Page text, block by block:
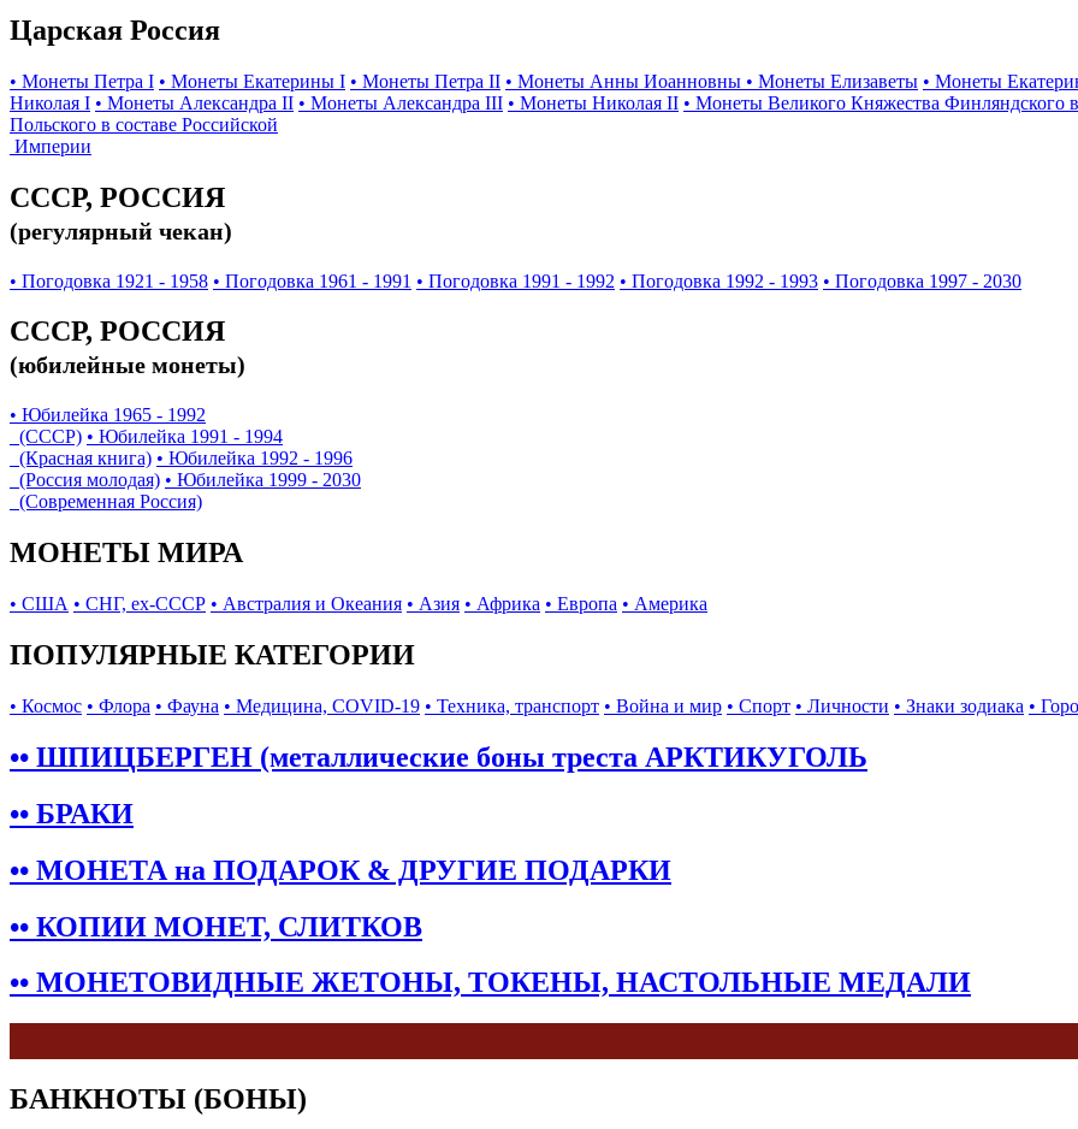
Царская Россия
• Монеты Петра I • Монеты Екатерины I • Монеты Петра II • Монеты Анны Иоанновны • Монеты Елизаветы • Монеты
Николая I • Монеты Александра II • Монеты Александра III • Монеты Николая II • Монеты Великого Княжества Финляндского
Польского в составе Российской
Империи
СССР, РОССИЯ
(регулярный чекан)
• Погодовка 1921 - 1958 • Погодовка 1961 - 1991 • Погодовка 1991 - 1992 • Погодовка 1992 - 1993 • Погодовка 1997 - 2030
СССР, РОССИЯ
(юбилейные монеты)
• Юбилейка 1965 - 1992
(СССР) • Юбилейка 1991 - 1994
(Красная книга) • Юбилейка 1992 - 1996
(Россия молодая) • Юбилейка 1999 - 2030
(Современная Россия)
МОНЕТЫ МИРА
• США • СНГ, ex-СССР • Австралия и Океания • Азия • Африка • Европа • Америка
ПОПУЛЯРНЫЕ КАТЕГОРИИ
• Космос • Флора • Фауна • Медицина, COVID-19 • Техника, транспорт • Война и мир • Спорт • Личности • Знаки зодиака •
•• ШПИЦБЕРГЕН (металлические боны треста АРКТИКУГОЛЬ
•• БРАКИ
•• МОНЕТА на ПОДАРОК & ДРУГИЕ ПОДАРКИ
•• КОПИИ МОНЕТ, СЛИТКОВ
•• МОНЕТОВИДНЫЕ ЖЕТОНЫ, ТОКЕНЫ, НАСТОЛЬНЫЕ МЕДАЛИ
БАНКНОТЫ (БОНЫ)